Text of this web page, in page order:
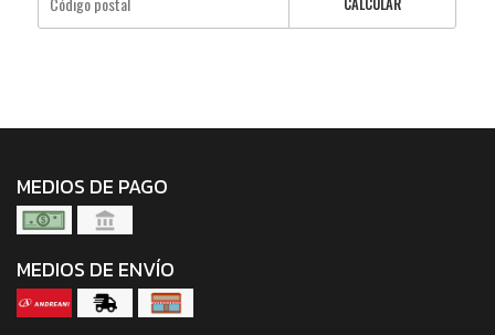
MEDIOS DE PAGO
MEDIOS DE ENVÍO